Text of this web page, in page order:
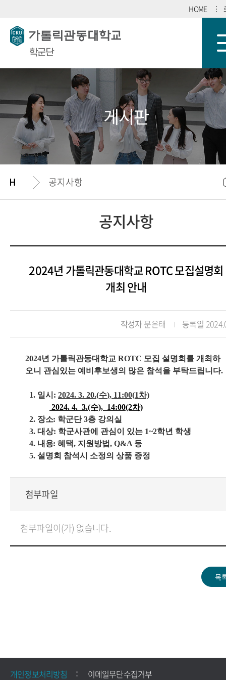
HOME
학군단
게시판
공지사항
공지사항
2024년 가톨릭관동대학교 ROTC 모집설명회
개최 안내
작성자 문은태 등록일
2024년 가톨릭관동대학교 ROTC 모집 설명회를 개최하
오니 관심있는 예비후보생의 많은 참석을 부탁드립니다.
1. 일시 : 2024. 3. 20.(수), 11:00(1차)
2024. 4. 3.(수), 14:00(2차)
2. 장소: 학군단 3층 강의실
3. 대상: 학군사관에 관심이 있는 1~2학년 학생
4. 내용: 혜택, 지원방법, Q&A 등
5. 설명회 참석시 소정의 상품 증정
첨부파일
첨부파일이(가) 없습니다.
개인정보처리방침 이메일무단수집거부